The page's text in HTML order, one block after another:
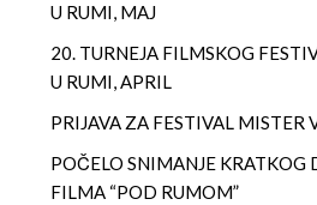
U RUMI, MAJ
20. TURNEJA FILMSKOG
U RUMI, APRIL
PRIJAVA ZA FESTIVAL MISTER
POČELO SNIMANJE KRATKOG
FILMA “POD RUMOM”